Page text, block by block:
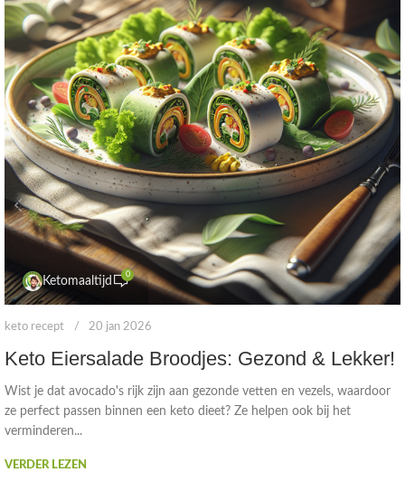
Ketomaaltijd
0
keto recept 20 jan 2026
Keto Eiersalade Broodjes: Gezond & Lekker!
Wist je dat avocado's rijk zijn aan gezonde vetten en vezels, waardoor
ze perfect passen binnen een keto dieet? Ze helpen ook bij het
verminderen...
VERDER LEZEN